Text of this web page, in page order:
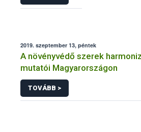
2019. szeptember 13, péntek
A növényvédő szerek
mutatói Magyarországon
TOVÁBB >